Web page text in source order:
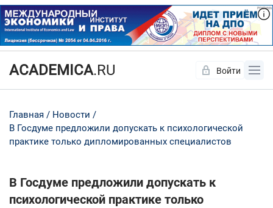
ACADEMICA.RU Войти
Главная
Новости
В Госдуме предложили допускать к психологической
практике только дипломированных специалистов
В Госдуме предложили допускать к
психологической практике только
Да Нет